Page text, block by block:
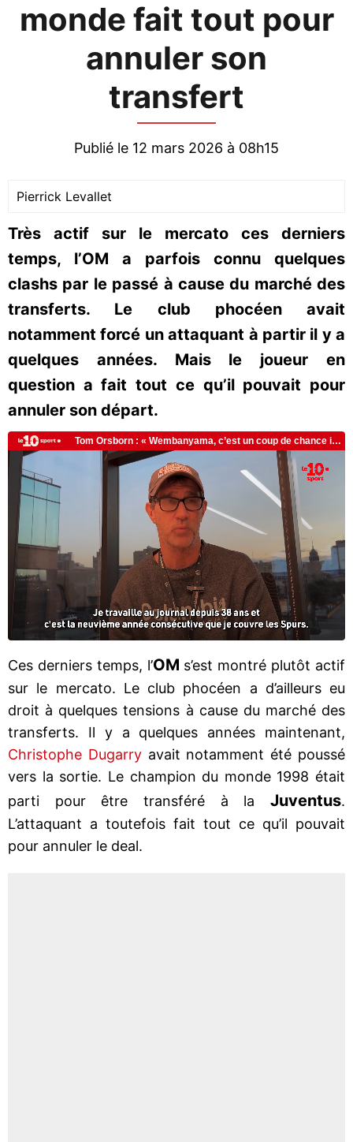
monde fait tout pour
annuler son
transfert
Publié le 12 mars 2026 à 08h15
Pierrick Levallet
Très actif sur le mercato ces derniers
temps, l’OM a parfois connu quelques
clashs par le passé à cause du marché des
transferts. Le club phocéen avait
notamment forcé un attaquant à partir il y a
quelques années. Mais le joueur en
question a fait tout ce qu’il pouvait pour
annuler son départ.
Ces derniers temps, l’OM s’est montré plutôt actif
sur le mercato. Le club phocéen a d’ailleurs eu
droit à quelques tensions à cause du marché des
transferts. Il y a quelques années maintenant,
Christophe Dugarryavait notamment été poussé
vers la sortie. Le champion du monde 1998 était
parti pour être transféré à la Juventus.
L’attaquant a toutefois fait tout ce qu’il pouvait
pour annuler le deal.